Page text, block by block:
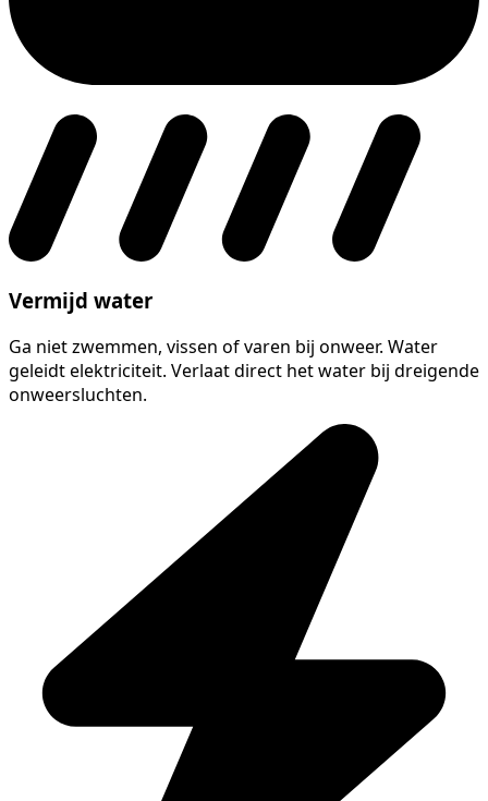
Vermijd water
Ga niet zwemmen, vissen of varen bij onweer. Water
geleidt elektriciteit. Verlaat direct het water bij dreigende
onweersluchten.